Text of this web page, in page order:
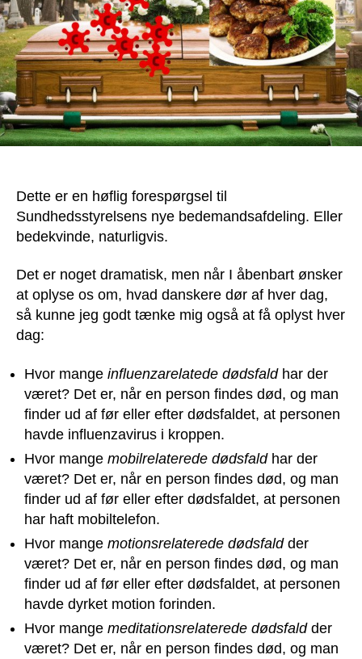
mange
frikadellerelaterede
dødsfald
har
der
været?
Dette er en høflig forespørgsel til
Sundhedsstyrelsens nye bedemandsafdeling. Eller
bedekvinde, naturligvis.
Det er noget dramatisk, men når I åbenbart ønsker
at oplyse os om, hvad danskere dør af hver dag,
så kunne jeg godt tænke mig også at få oplyst hver
dag:
Hvor mange influenzarelatede dødsfaldhar der
været? Det er, når en person findes død, og man
finder ud af før eller efter dødsfaldet, at personen
havde influenzavirus i kroppen.
Hvor mange mobilrelaterede dødsfaldhar der
været? Det er, når en person findes død, og man
finder ud af før eller efter dødsfaldet, at personen
har haft mobiltelefon.
Hvor mange motionsrelaterede dødsfaldder
været? Det er, når en person findes død, og man
finder ud af før eller efter dødsfaldet, at personen
havde dyrket motion forinden.
Hvor mange meditationsrelaterede dødsfaldder
været? Det er, når en person findes død, og man